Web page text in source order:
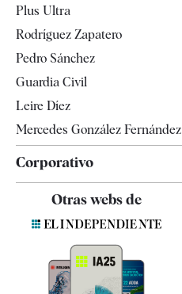
Televisión
Plus Ultra
Rodríguez Zapatero
Pedro Sánchez
Guardia Civil
Leire Díez
Mercedes González Fernández
Corporativo
Quiénes somos
Otras webs de